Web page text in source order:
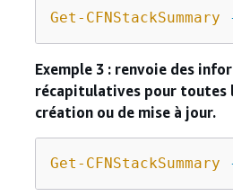
Get-CFNStackSummary
Exemple 3 : renvoie des
récapitulatives pour toutes
création ou de mise à jour.
Get-CFNStackSummary